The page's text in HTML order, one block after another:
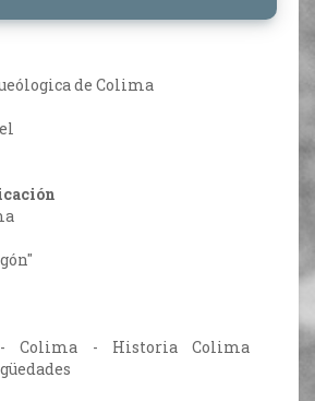
de Colima
- Colima - Historia Colima